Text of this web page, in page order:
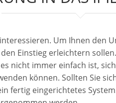
Um Ihnen den
Einstieg erleichtern
nicht immer einfach ist,
können. Sollten Sie
fertig eingerichtetes